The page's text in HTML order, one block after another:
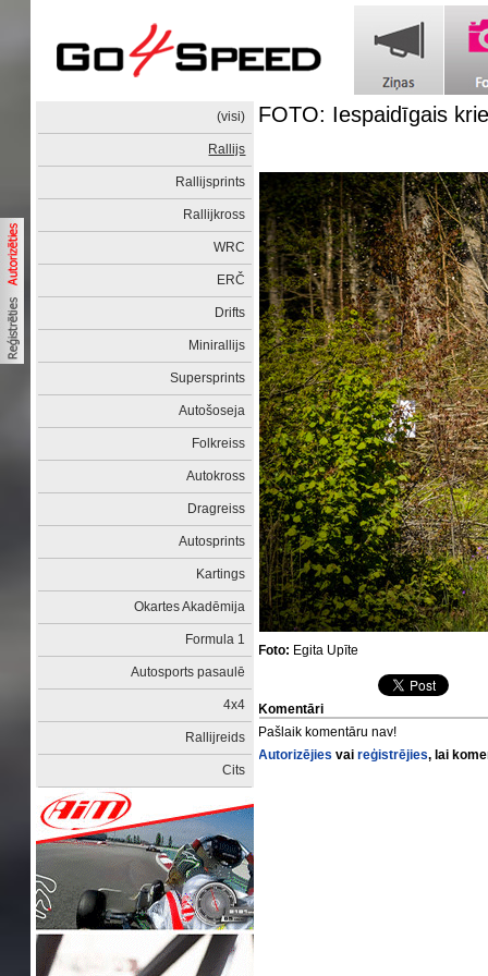
(visi)
Rallijs
Rallijsprints
Rallijkross
WRC
ERČ
Drifts
Minirallijs
Supersprints
Autošoseja
Folkreiss
Autokross
Dragreiss
Autosprints
Kartings
Okartes Akadēmija
Formula 1
Autosports pasaulē
4x4
Rallijreids
Cits
FOTO: Iespaidīgais
Foto: Egita Upīte
Komentāri
Pašlaik komentāru nav!
Autorizējies vaireģistrējies, lai